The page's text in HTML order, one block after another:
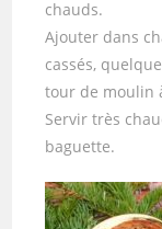
chauds.
Ajouter dans
cassés,
tour de moulin
Servir très
baguette.